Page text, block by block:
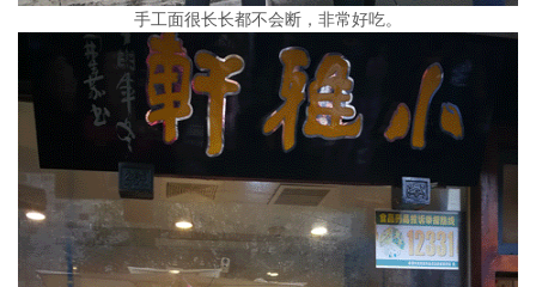
手工面很长长都不会断，非常好吃。